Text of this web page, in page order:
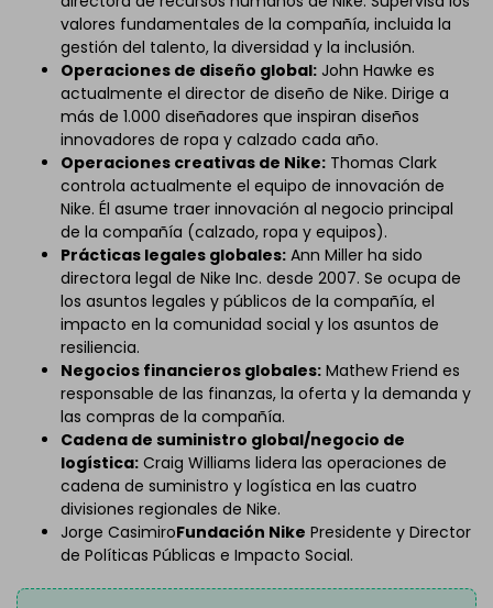
valores fundamentales de la compañía, incluida la
gestión del talento, la diversidad y la inclusión.
Operaciones de diseño global: John Hawke es
actualmente el director de diseño de Nike. Dirige a
más de 1.000 diseñadores que inspiran diseños
innovadores de ropa y calzado cada año.
Operaciones creativas de Nike: Thomas Clark
controla actualmente el equipo de innovación de
Nike. Él asume traer innovación al negocio principal
de la compañía (calzado, ropa y equipos).
Prácticas legales globales: Ann Miller ha sido
directora legal de Nike Inc. desde 2007. Se ocupa de
los asuntos legales y públicos de la compañía, el
impacto en la comunidad social y los asuntos de
resiliencia.
Negocios financieros globales: Mathew Friend es
responsable de las finanzas, la oferta y la demanda y
las compras de la compañía.
Cadena de suministro global/negocio de
logística: Craig Williams lidera las operaciones de
cadena de suministro y logística en las cuatro
divisiones regionales de Nike.
Jorge CasimiroFundación Nike Presidente y Director
de Políticas Públicas e Impacto Social.